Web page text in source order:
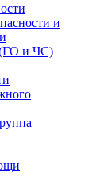
и
(ГО и ЧС)